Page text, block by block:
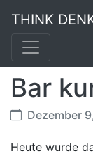
THINK
Bar
Dezember
Heute wurde